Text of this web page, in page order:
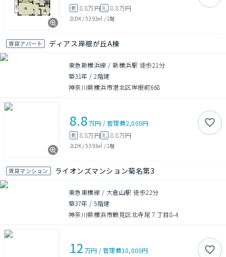
敷 8.8万円礼 8.8万円
2LDK/53.93㎡ / 1階
賃貸アパート ディアス岸根が丘A棟
東急新横浜線 / 新横浜駅 徒歩21分
築31年 /2階建
神奈川県横浜市港北区岸根町668
8.8万円 /管理費2,000円
敷 8.8万円礼 8.8万円
2LDK/53.93㎡ / 1階
賃貸マンション ライオンズマンション菊名第3
東急東横線 / 大倉山駅 徒歩22分
築37年 /5階建
神奈川県横浜市鶴見区北寺尾７丁目8-4
12 万円 /管理費10,000円